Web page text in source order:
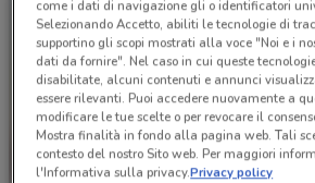
come i dati di navigazione gli o identificatori
Selezionando Accetto, abiliti le tecnologie di
supportino gli scopi mostrati alla voce "Noi e i
dati da fornire". Nel caso in cui queste
disabilitate, alcuni contenuti e annunci
essere rilevanti. Puoi accedere nuovamente a
modificare le tue scelte o per revocare il
Mostra finalità in fondo alla pagina web. Tali
contesto del nostro Sito web. Per maggiori
l'Informativa sulla privacy.Privacy policy